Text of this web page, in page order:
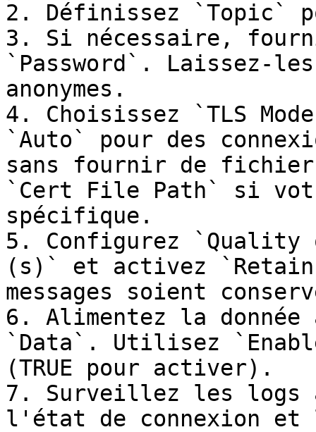
2. Définissez `Topic`
3. Si nécessaire,
`Password`. Laissez-
anonymes.
4. Choisissez `TLS
`Auto` pour des
sans fournir de
`Cert File Path` si
spécifique.
5. Configurez
(s)` et activez
messages soient
6. Alimentez la
`Data`. Utilisez
(TRUE pour activer).
7. Surveillez les logs
l'état de connexion